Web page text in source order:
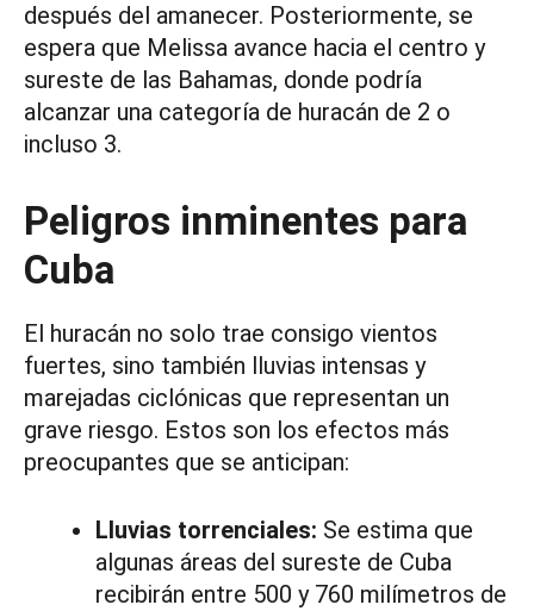
después del amanecer. Posteriormente, se
espera que Melissa avance hacia el centro y
sureste de las Bahamas, donde podría
alcanzar una categoría de huracán de 2 o
incluso 3.
Peligros inminentes para
Cuba
El huracán no solo trae consigo vientos
fuertes, sino también lluvias intensas y
marejadas ciclónicas que representan un
grave riesgo. Estos son los efectos más
preocupantes que se anticipan:
Lluvias torrenciales: Se estima que
algunas áreas del sureste de Cuba
recibirán entre 500 y 760 milímetros de